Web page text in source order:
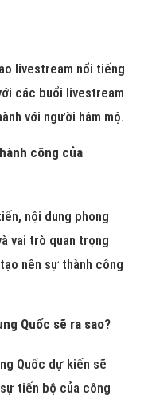
livestream nổi tiếng
các buổi livestream
với người hâm mộ.
công của
nội dung phong
vai trò quan trọng
nên sự thành công
Quốc sẽ ra sao?
Quốc dự kiến sẽ
tiến bộ của công